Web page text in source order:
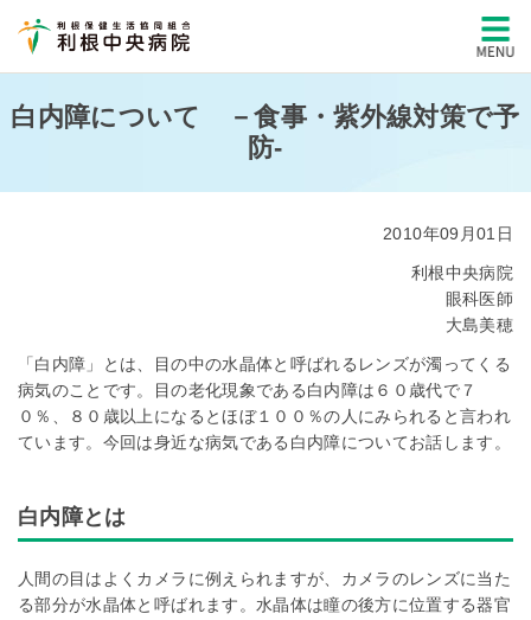
白内障について －食事・紫外線対策で予
防-
2010年09月01日
利根中央病院
眼科医師
大島美穂
「白内障」とは、目の中の水晶体と呼ばれるレンズが濁ってくる
病気のことです。目の老化現象である白内障は６０歳代で７
０％、８０歳以上になるとほぼ１００％の人にみられると言われ
ています。今回は身近な病気である白内障についてお話します。
白内障とは
人間の目はよくカメラに例えられますが、カメラのレンズに当た
る部分が水晶体と呼ばれます。水晶体は瞳の後方に位置する器官